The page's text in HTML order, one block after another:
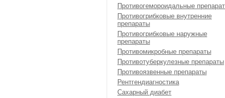
Противогемороидальные
Противогрибковые внутренние
препараты
Противогрибковые наружные
препараты
Противомикробные препараты
Противотуберкулезные препараты
Противоязвенные препараты
Рентгендиагностика
Сахарный диабет